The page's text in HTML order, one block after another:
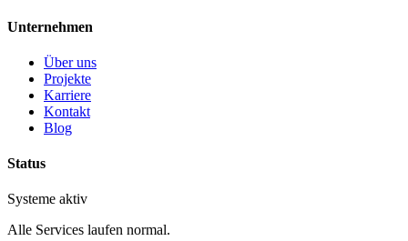
Unternehmen
Über uns
Projekte
Karriere
Kontakt
Blog
Status
Systeme aktiv
Alle Services laufen normal.